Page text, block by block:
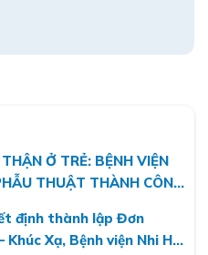
Ở TRẺ: BỆNH VIỆN
THUẬT THÀNH CÔNG
MỘT LỖ QUA RỐN
định thành lập Đơn
Khúc Xạ, Bệnh viện Nhi Hà